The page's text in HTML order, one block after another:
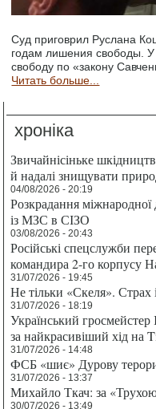
Суд приговрил Руслана
годам лишения свободы.
свободу по «закону
Читать больше...
хроніка
Звичайнісіньке
й надалі знищувати
04/08/2026 - 20:19
Розкрадання
із МЗС в СІЗО
03/08/2026 - 20:43
Російські спецслужби
командира 2-го корпусу
31/07/2026 - 19:45
Не тільки «Скеля».
31/07/2026 - 18:19
Український
за найкрасивіший хід на
31/07/2026 - 14:48
ФСБ «шиє» Дурову
31/07/2026 - 13:37
Михайло Ткач: за
30/07/2026 - 13:49